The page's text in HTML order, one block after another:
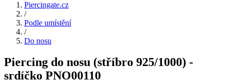
Piercingate.cz
/
Podle umístění
/
Do nosu
Piercing do nosu (stříbro 925/1000) -
srdíčko PNO00110